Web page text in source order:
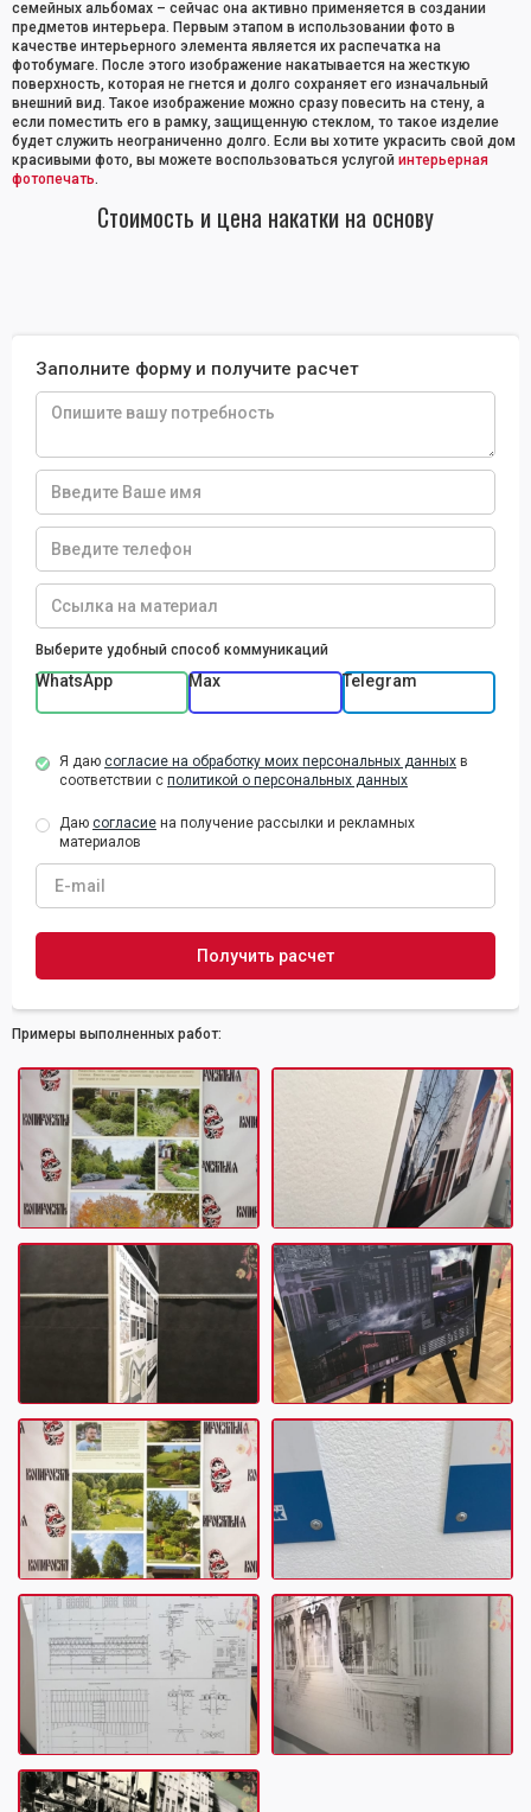
семейных альбомах – сейчас она активно применяется в создании
предметов интерьера. Первым этапом в использовании фото в
качестве интерьерного элемента является их распечатка на
фотобумаге. После этого изображение накатывается на жесткую
поверхность, которая не гнется и долго сохраняет его изначальный
внешний вид. Такое изображение можно сразу повесить на стену, а
если поместить его в рамку, защищенную стеклом, то такое изделие
будет служить неограниченно долго. Если вы хотите украсить свой дом
красивыми фото, вы можете воспользоваться услугой интерьерная
фотопечать.
Стоимость и цена накатки на основу
Заполните форму и получите расчет
Выберите удобный способ коммуникаций
WhatsApp Max Telegram
Я даю согласие на обработку моих персональных данных в
соответствии с политикой о персональных данных
Даю согласие на получение рассылки и рекламных
материалов
Примеры выполненных работ: